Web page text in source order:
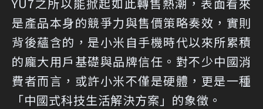
是產品本身的競爭力與售價策略奏效，實則
背後蘊含的，是小米自手機時代以來所累積
的龐大用戶基礎與品牌信任。對不少中國消
費者而言，或許小米不僅是硬體，更是一種
「中國式科技生活解決方案」的象徵。